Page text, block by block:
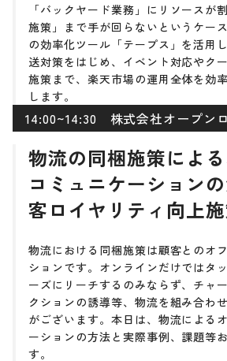
「バックヤード業務」にリソースが
施策」まで手が回らないというケー
の効率化ツール「テープス」を活用
送対策をはじめ、イベント対応やク
施策まで、楽天市場の運用全体を効
します。
14:00~14:30 株式会社オープン
物流の同梱施策によ
コミュニケーション
客ロイヤリティ向上
物流における同梱施策は顧客とのオ
ションです。オンラインだけではタ
ーズにリーチするのみならず、チャ
クションの誘導等、物流を組み合わ
がございます。本日は、物流による
ーションの方法と実際事例、課題等
す。